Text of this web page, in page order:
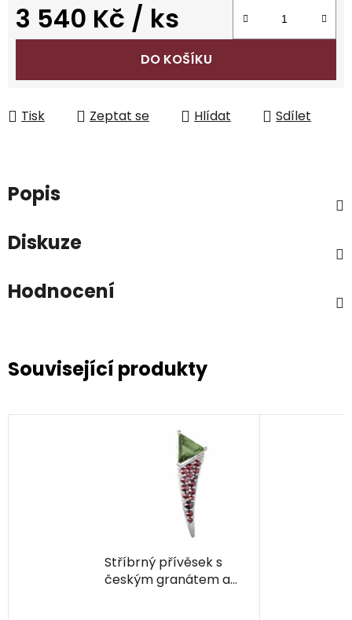
3 540 Kč / ks
Měrná cena:
DO KOŠÍKU
Tisk Zeptat se Hlídat Sdílet
Popis
Diskuze
Hodnocení
Související produkty
Stříbrný přívěsek s
českým granátem a